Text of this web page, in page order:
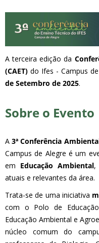
A terceira edição da
(CAET) do Ifes - Campus
de Setembro de 2025.
Sobre o Evento
A3ª Conferência
Campus de Alegre é um
em Educação Ambiental,
atuais e relevantes da área.
Trata-se de uma iniciativa
com o Polo de
Educação Ambiental e
núcleo comum do